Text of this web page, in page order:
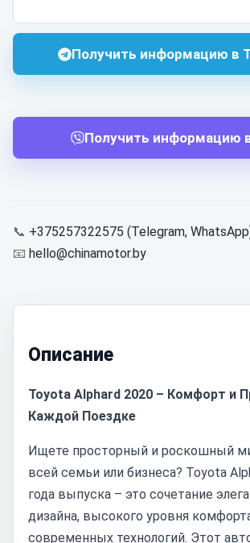
Получить информацию в
Получить информацию
📞 +375257322575 (Telegram,
📧 hello@chinamotor.by
Описание
Toyota Alphard 2020 – Комфорт и
Каждой Поездке
Ищете просторный и роскошный
всей семьи или бизнеса? Toyota
года выпуска – это сочетание
дизайна, высокого уровня
современных технологий. Этот